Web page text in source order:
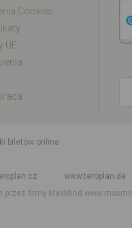
Cookies
UE
biletów online
www.teroplan.de
przez firmę MaxMind